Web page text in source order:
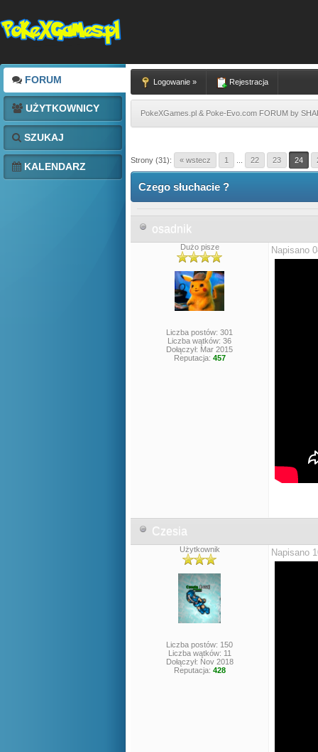
FORUM
UŻYTKOWNICY
SZUKAJ
KALENDARZ
Logowanie » Rejestracja
PokeXGames.pl & Poke-Evo.com FORUM by
Strony (31): « wstecz 1 22 23 24
Czego słuchacie ?
osadnik
Dużo pisze
Liczba postów: 301
Liczba wątków: 36
Dołączył: Mar 2015
Reputacja: 457
Napisano
Czesia
Użytkownik
Liczba postów: 150
Liczba wątków: 11
Dołączył: Nov 2018
Reputacja: 428
Napisano